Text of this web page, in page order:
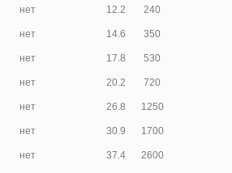
нет 12.2 240
нет 14.6 350
нет 17.8 530
нет 20.2 720
нет 26.8 1250
нет 30.9 1700
нет 37.4 2600